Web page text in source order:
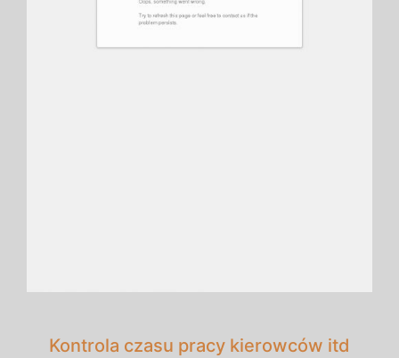
Kontrola czasu pracy kierowców itd